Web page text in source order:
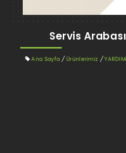
Servis
Ana Sayfa / Ürünlerimiz /